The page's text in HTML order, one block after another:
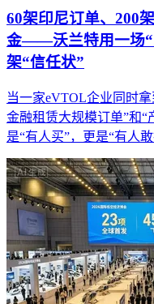
60架印尼订单、200
金——沃兰特用一场“
架“信任状”
当一家eVTOL企业同时
金融租赁大规模订单”和“
是“有人买”，更是“有人